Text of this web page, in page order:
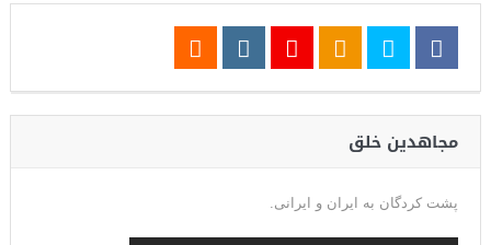
مجاهدین خلق
پشت کردگان به ایران و ایرانی.